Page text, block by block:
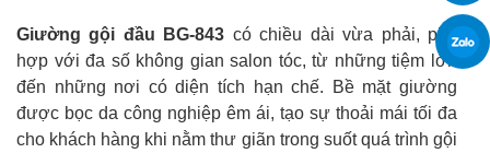
Giường gội đầu BG-843 có chiều dài vừa phải, phù
hợp với đa số không gian salon tóc, từ những tiệm lớn
đến những nơi có diện tích hạn chế. Bề mặt giường
được bọc da công nghiệp êm ái, tạo sự thoải mái tối đa
cho khách hàng khi nằm thư giãn trong suốt quá trình gội